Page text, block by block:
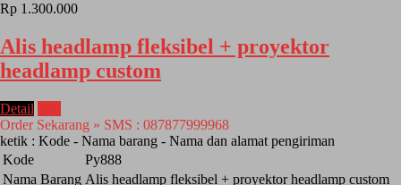
Rp 1.300.000
Alis headlamp fleksibel + proyektor
headlamp custom
Detail
Order Sekarang » SMS : 087877999968
ketik : Kode - Nama barang - Nama dan alamat pengiriman
Kode
Py888
Nama Barang Alis headlamp fleksibel + proyektor headlamp custom